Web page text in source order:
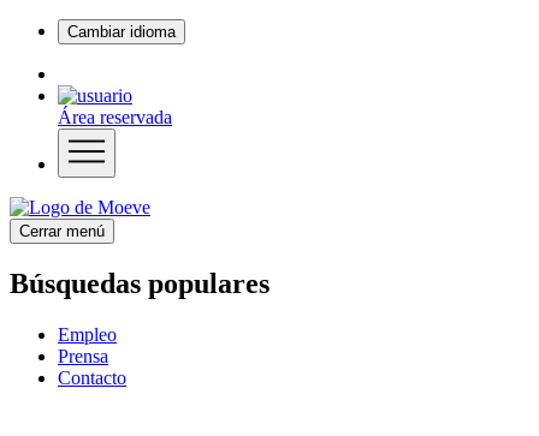
Cambiar idioma
Área reservada
Cerrar menú
Búsquedas populares
Empleo
Prensa
Contacto